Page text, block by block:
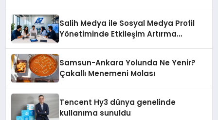
Salih Medya ile Sosyal Medya Profil
Yönetiminde Etkileşim Artırma
Samsun-Ankara Yolunda Ne Yenir?
Çakallı Menemeni Molası
Tencent Hy3 dünya genelinde
kullanıma sunuldu